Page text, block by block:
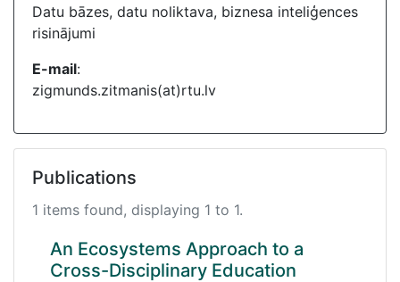
Datu bāzes, datu noliktava, biznesa inteliģences
risinājumi
E-mail:
zigmunds.zitmanis(at)rtu.lv
Publications
1 items found, displaying 1 to 1.
An Ecosystems Approach to a
Cross-Disciplinary Education